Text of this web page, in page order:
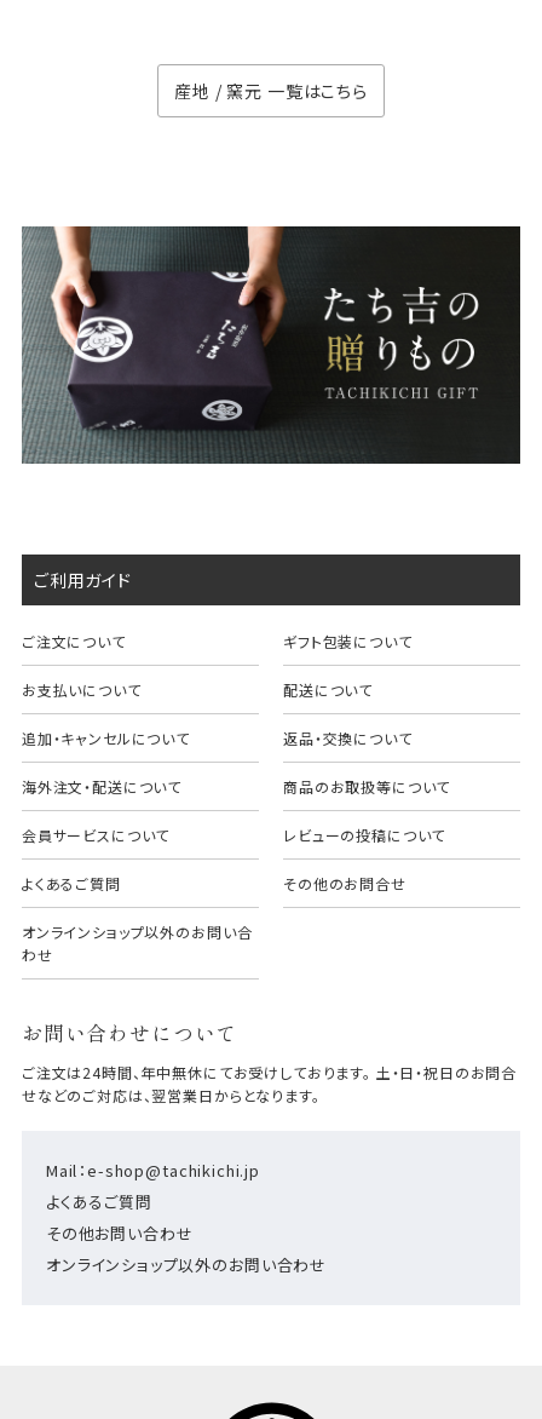
産地 / 窯元 一覧はこちら
ご利用ガイド
ご注文について ギフト包装について
お支払いについて 配送について
追加・キャンセルについて 返品・交換について
海外注文・配送について 商品のお取扱等について
会員サービスについて レビューの投稿について
よくあるご質問 その他のお問合せ
オンラインショップ以外のお問い合
わせ
お問い合わせについて
Mail：e-shop@tachikichi.jp
よくあるご質問
その他お問い合わせ
オンラインショップ以外のお問い合わせ
ご注文は24時間、年中無休にてお受けしております。 土・日・祝日のお問合
せなどのご対応は、翌営業日からとなります。